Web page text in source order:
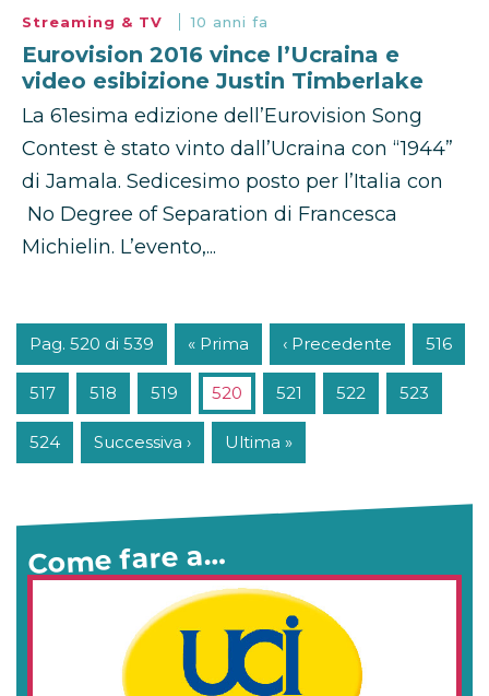
Streaming & TV 10 anni fa
Eurovision 2016 vince l’Ucraina e
video esibizione Justin Timberlake
La 61esima edizione dell’Eurovision Song
Contest è stato vinto dall’Ucraina con “1944”
di Jamala. Sedicesimo posto per l’Italia con
No Degree of Separation di Francesca
Michielin. L’evento,...
Pag. 520 di 539 « Prima ‹ Precedente 516
517 518 519 520 521 522 523
524 Successiva › Ultima »
Come fare a…